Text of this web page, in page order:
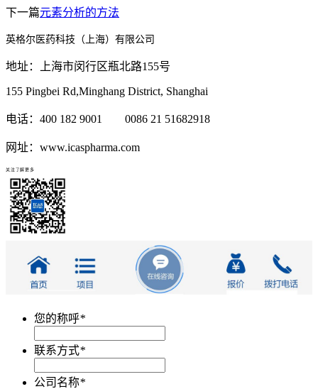
下一篇元素分析的方法
英格尔医药科技（上海）有限公司
地址：上海市闵行区瓶北路155号
155 Pingbei Rd,Minghang District, Shanghai
电话：400 182 9001 0086 21 51682918
网址：www.icaspharma.com
关注了解更多
您的称呼*
联系方式*
公司名称*